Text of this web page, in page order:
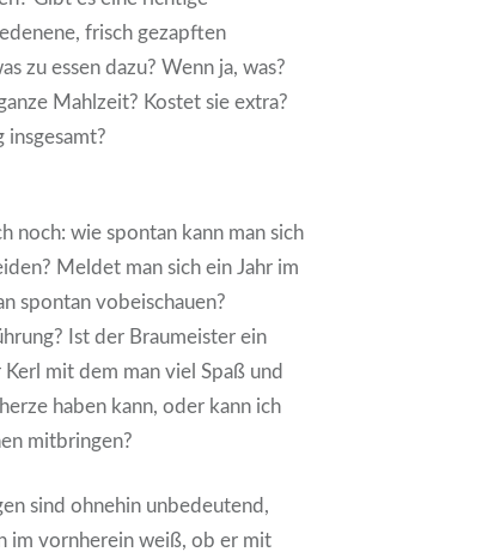
frisch gezapften
zu essen dazu? Wenn ja, was?
Mahlzeit? Kostet sie extra?
insgesamt?
noch: wie spontan kann man sich
Meldet man sich ein Jahr im
spontan vobeischauen?
Ist der Braumeister ein
mit dem man viel Spaß und
haben kann, oder kann ich
mitbringen?
sind ohnehin unbedeutend,
im vornherein weiß, ob er mit